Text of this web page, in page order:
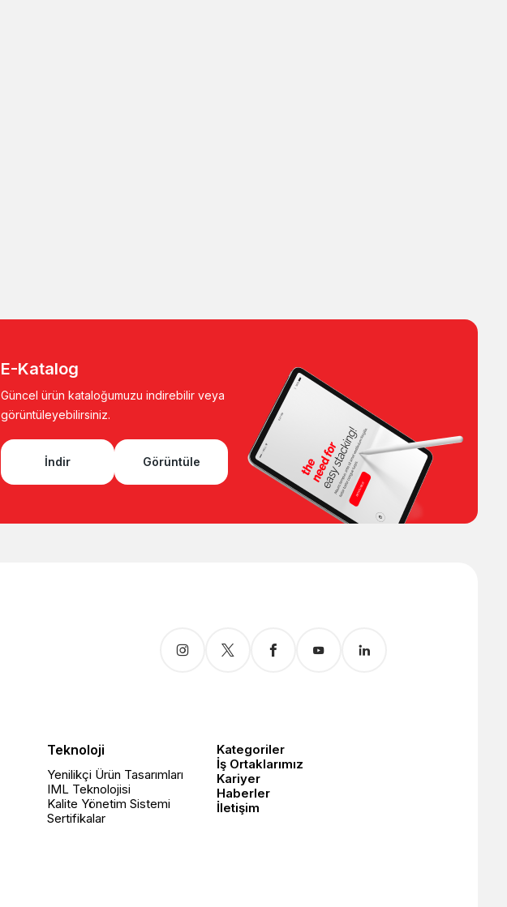
E-Katalog
Güncel ürün kataloğumuzu indirebilir veya
görüntüleyebilirsiniz.
İndir Görüntüle
Teknoloji
Yenilikçi Ürün Tasarımları
IML Teknolojisi
Kalite Yönetim Sistemi
Sertifikalar
Kategoriler
İş Ortaklarımız
Kariyer
Haberler
İletişim